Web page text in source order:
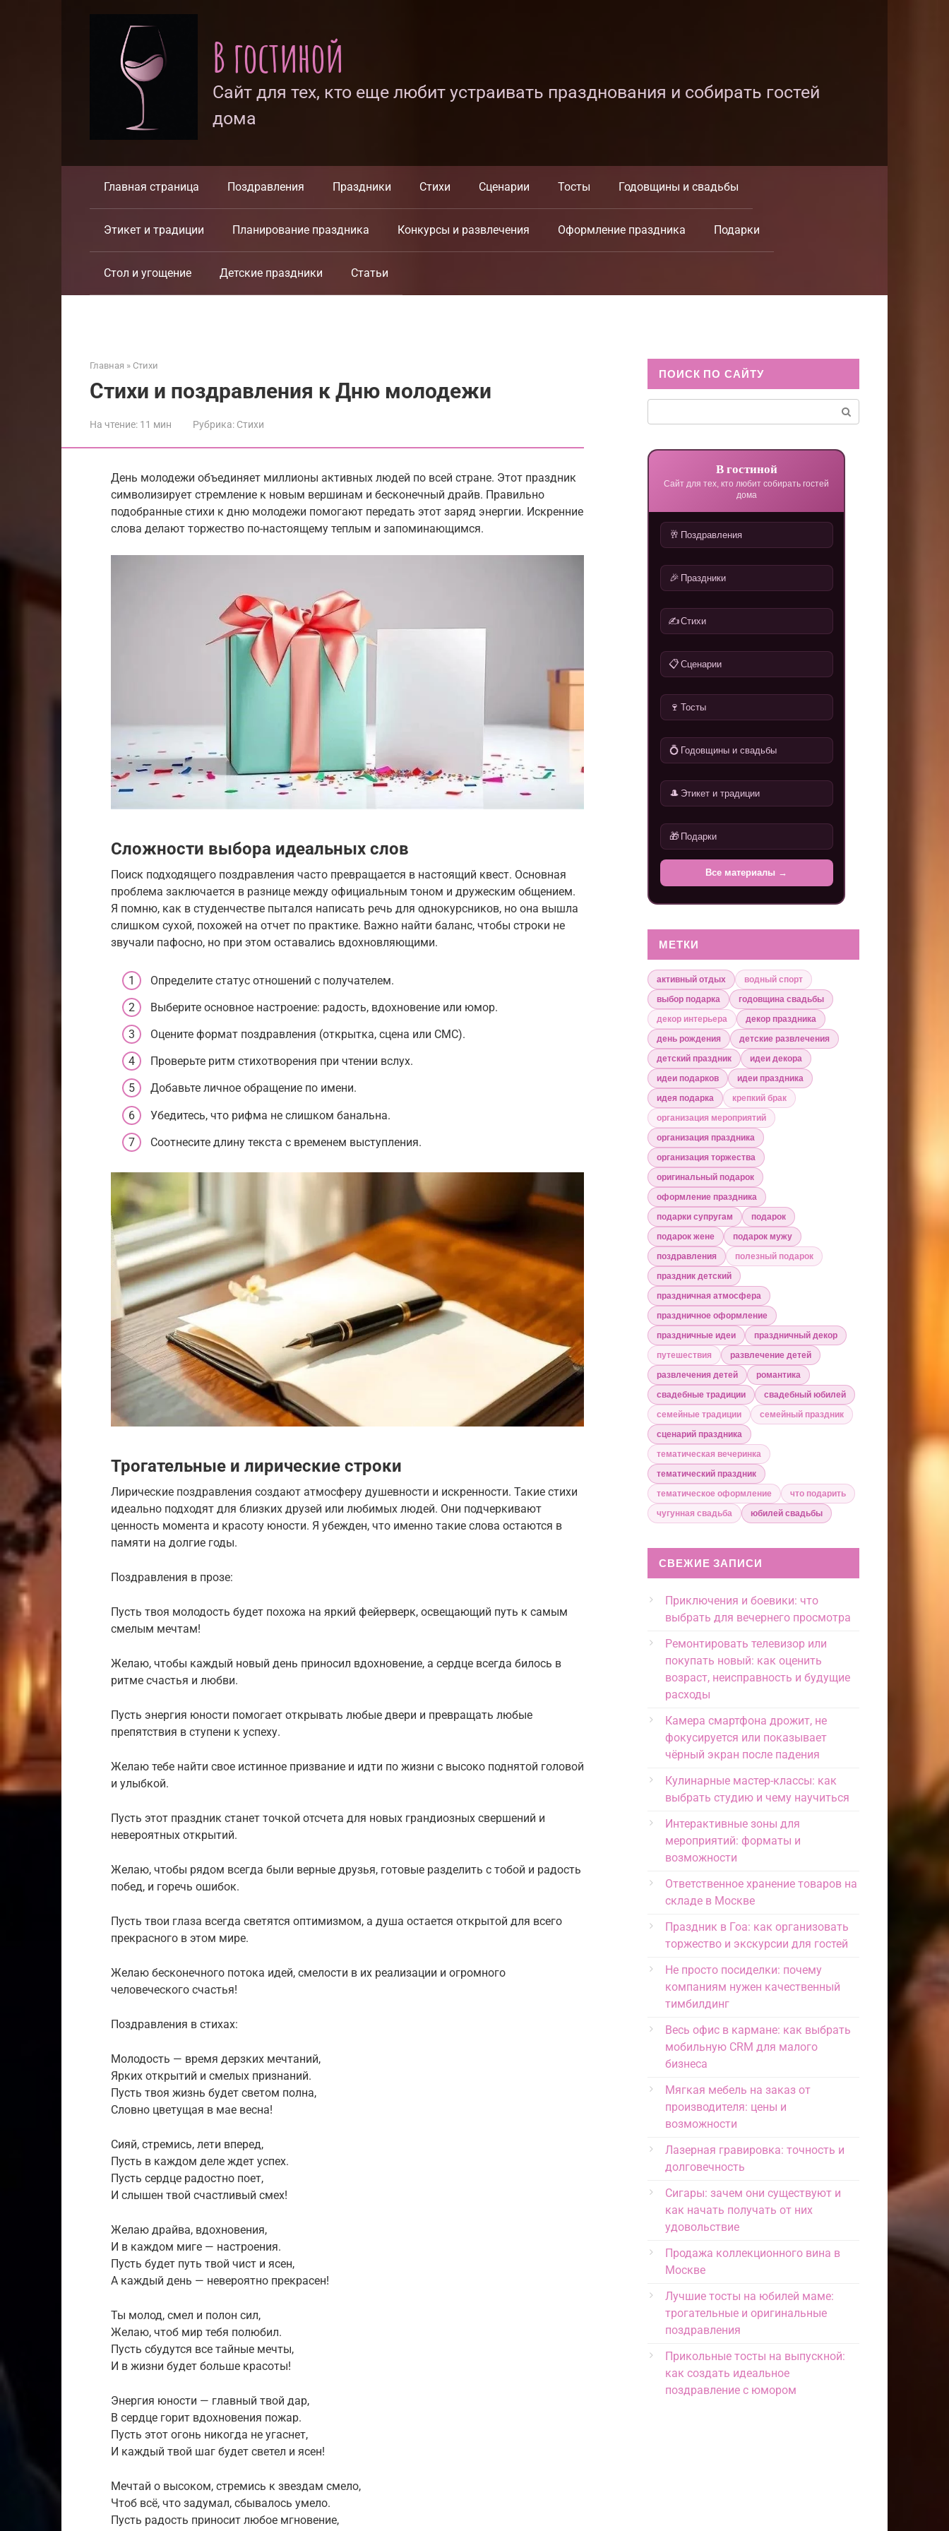
В гостиной
Сайт для тех, кто еще любит устраивать празднования и собирать гостей
дома
Главная страница Поздравления Праздники Стихи Сценарии Тосты Годовщины и свадьбы
Этикет и традиции Планирование праздника Конкурсы и развлечения Оформление праздника Подарки
Стол и угощение Детские праздники Статьи
Главная » Стихи
Стихи и поздравления к Дню молодежи
На чтение: 11 мин Рубрика: Стихи
День молодежи объединяет миллионы активных людей по всей стране. Этот праздник
символизирует стремление к новым вершинам и бесконечный драйв. Правильно
подобранные стихи к дню молодежи помогают передать этот заряд энергии. Искренние
слова делают торжество по-настоящему теплым и запоминающимся.
Сложности выбора идеальных слов
Поиск подходящего поздравления часто превращается в настоящий квест. Основная
проблема заключается в разнице между официальным тоном и дружеским общением.
Я помню, как в студенчестве пытался написать речь для однокурсников, но она вышла
слишком сухой, похожей на отчет по практике. Важно найти баланс, чтобы строки не
звучали пафосно, но при этом оставались вдохновляющими.
Определите статус отношений с получателем.
Выберите основное настроение: радость, вдохновение или юмор.
Оцените формат поздравления (открытка, сцена или СМС).
Проверьте ритм стихотворения при чтении вслух.
Добавьте личное обращение по имени.
Убедитесь, что рифма не слишком банальна.
Соотнесите длину текста с временем выступления.
Трогательные и лирические строки
Лирические поздравления создают атмосферу душевности и искренности. Такие стихи
идеально подходят для близких друзей или любимых людей. Они подчеркивают
ценность момента и красоту юности. Я убежден, что именно такие слова остаются в
памяти на долгие годы.
Поздравления в прозе:
Пусть твоя молодость будет похожа на яркий фейерверк, освещающий путь к самым
смелым мечтам!
Желаю, чтобы каждый новый день приносил вдохновение, а сердце всегда билось в
ритме счастья и любви.
Пусть энергия юности помогает открывать любые двери и превращать любые
препятствия в ступени к успеху.
Желаю тебе найти свое истинное призвание и идти по жизни с высоко поднятой головой
и улыбкой.
Пусть этот праздник станет точкой отсчета для новых грандиозных свершений и
невероятных открытий.
Желаю, чтобы рядом всегда были верные друзья, готовые разделить с тобой и радость
побед, и горечь ошибок.
Пусть твои глаза всегда светятся оптимизмом, а душа остается открытой для всего
прекрасного в этом мире.
Желаю бесконечного потока идей, смелости в их реализации и огромного
человеческого счастья!
Поздравления в стихах:
Молодость — время дерзких мечтаний,
Ярких открытий и смелых признаний.
Пусть твоя жизнь будет светом полна,
Словно цветущая в мае весна!
Сияй, стремись, лети вперед,
Пусть в каждом деле ждет успех.
Пусть сердце радостно поет,
И слышен твой счастливый смех!
Желаю драйва, вдохновения,
И в каждом миге — настроения.
Пусть будет путь твой чист и ясен,
А каждый день — невероятно прекрасен!
Ты молод, смел и полон сил,
Желаю, чтоб мир тебя полюбил.
Пусть сбудутся все тайные мечты,
И в жизни будет больше красоты!
Энергия юности — главный твой дар,
В сердце горит вдохновения пожар.
Пусть этот огонь никогда не угаснет,
И каждый твой шаг будет светел и ясен!
Мечтай о высоком, стремись к звездам смело,
Чтоб всё, что задумал, сбывалось умело.
Пусть радость приносит любое мгновение,
ПОИСК ПО САЙТУ
В гостиной
Сайт для тех, кто любит собирать гостей
дома
🥂 Поздравления
🎉 Праздники
✍️Стихи
📋 Сценарии
🍷 Тосты
💍 Годовщины и свадьбы
🎩 Этикет и традиции
🎁 Подарки
Все материалы →
МЕТКИ
активный отдых
водный спорт
выбор подарка
годовщина свадьбы
декор интерьера
декор праздника
день рождения
детские развлечения
детский праздник
идеи декора
идеи подарков
идеи праздника
идея подарка
крепкий брак
организация мероприятий
организация праздника
организация торжества
оригинальный подарок
оформление праздника
подарки супругам
подарок
подарок жене
подарок мужу
поздравления
полезный подарок
праздник детский
праздничная атмосфера
праздничное оформление
праздничные идеи
праздничный декор
путешествия
развлечение детей
развлечения детей
романтика
свадебные традиции
свадебный юбилей
семейные традиции
семейный праздник
сценарий праздника
тематическая вечеринка
тематический праздник
тематическое оформление
что подарить
чугунная свадьба
юбилей свадьбы
СВЕЖИЕ ЗАПИСИ
Приключения и боевики: что
выбрать для вечернего просмотра
Ремонтировать телевизор или
покупать новый: как оценить
возраст, неисправность и будущие
расходы
Камера смартфона дрожит, не
фокусируется или показывает
чёрный экран после падения
Кулинарные мастер-классы: как
выбрать студию и чему научиться
Интерактивные зоны для
мероприятий: форматы и
возможности
Ответственное хранение товаров на
складе в Москве
Праздник в Гоа: как организовать
торжество и экскурсии для гостей
Не просто посиделки: почему
компаниям нужен качественный
тимбилдинг
Весь офис в кармане: как выбрать
мобильную CRM для малого
бизнеса
Мягкая мебель на заказ от
производителя: цены и
возможности
Лазерная гравировка: точность и
долговечность
Сигары: зачем они существуют и
как начать получать от них
удовольствие
Продажа коллекционного вина в
Москве
Лучшие тосты на юбилей маме:
трогательные и оригинальные
поздравления
Прикольные тосты на выпускной:
как создать идеальное
поздравление с юмором